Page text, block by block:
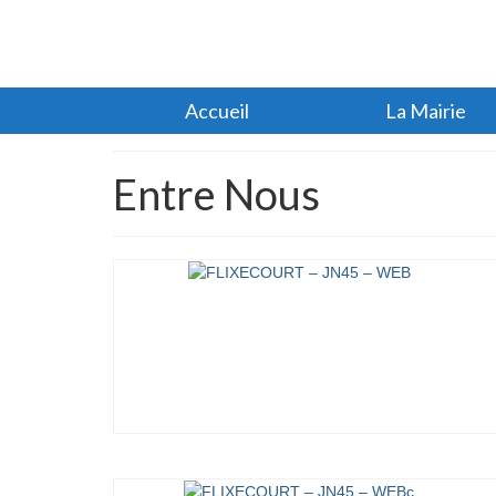
Accueil La Mairie
Entre Nous